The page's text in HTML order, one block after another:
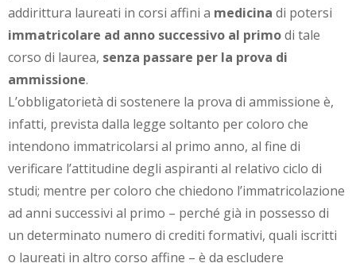
addirittura laureati in corsi affini a medicina di potersi
immatricolare ad anno successivo al primodi tale
corso di laurea, senza passare per la prova di
ammissione.
L’obbligatorietà di sostenere la prova di ammissione è,
infatti, prevista dalla legge soltanto per coloro che
intendono immatricolarsi al primo anno, al fine di
verificare l’attitudine degli aspiranti al relativo ciclo di
studi; mentre per coloro che chiedono l’immatricolazione
ad anni successivi al primo – perché già in possesso di
un determinato numero di crediti formativi, quali iscritti
o laureati in altro corso affine – è da escludere